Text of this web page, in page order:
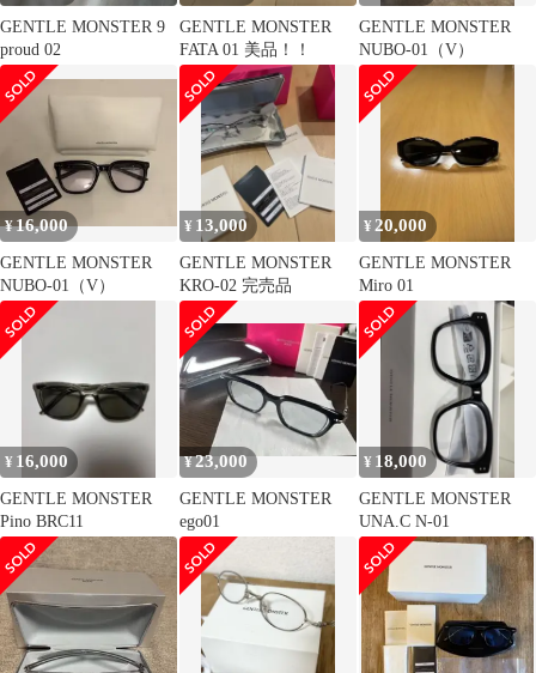
GENTLE MONSTER 9
proud 02
GENTLE MONSTER
FATA 01 美品！！
GENTLE MONSTER
NUBO-01（V）
¥16,000
GENTLE MONSTER
NUBO-01（V）
¥ 13,000
GENTLE MONSTER
KRO-02 完売品
¥ 20,000
GENTLE MONSTER
Miro 01
¥ 16,000
GENTLE MONSTER
Pino BRC11
¥23,000
GENTLE MONSTER
ego01
¥ 18,000
GENTLE MONSTER
UNA.C N-01